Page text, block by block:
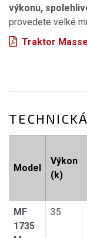
výkonu,
provedete velké
Traktor
Model
Výkon
(k)
MF
1735
35